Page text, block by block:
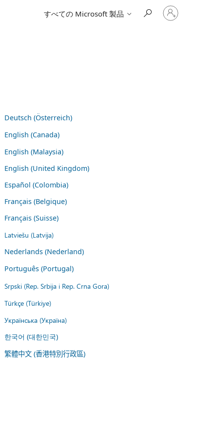
すべての Microsoft 製品
ア
カ
Deutsch (Österreich)
English (Canada)
English (Malaysia)
English (United Kingdom)
Español (Colombia)
Français (Belgique)
Français (Suisse)
Latviešu (Latvija)
Nederlands (Nederland)
Português (Portugal)
Srpski (Rep. Srbija i Rep. Crna Gora)
Türkçe (Türkiye)
Українська (Україна)
한국어 (대한민국)
繁體中文 (香港特別行政區)